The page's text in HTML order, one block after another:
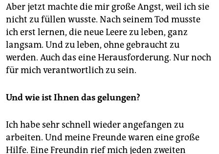
Aber jetzt machte die mir große Angst, weil ich sie
nicht zu füllen wusste. Nach seinem Tod musste
ich erst lernen, die neue Leere zu leben, ganz
langsam. Und zu leben, ohne gebraucht zu
werden. Auch das eine Herausforderung. Nur noch
für mich verantwortlich zu sein.
Und wie ist Ihnen das gelungen?
Ich habe sehr schnell wieder angefangen zu
arbeiten. Und meine Freunde waren eine große
Hilfe. Eine Freundin rief mich jeden zweiten